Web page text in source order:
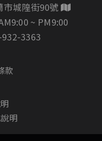
城隍街90號
~ PM9:00
3363
款
明